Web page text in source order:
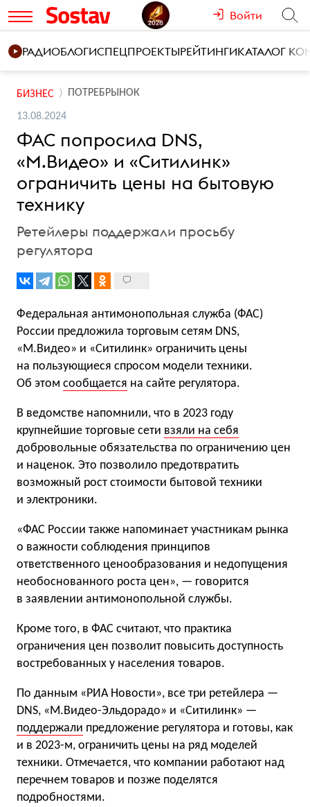
Войти
РАДИОБЛОГИСПЕЦПРОЕКТЫРЕЙТИНГИКАТАЛОГ
БИЗНЕС ПОТРЕБРЫНОК
13.08.2024
ФАС попросила DNS,
«М.Видео» и «Ситилинк»
ограничить цены на бытовую
технику
Ретейлеры поддержали просьбу
регулятора
Федеральная антимонопольная служба (ФАС)
России предложила торговым сетям DNS,
«М.Видео» и «Ситилинк» ограничить цены
на пользующиеся спросом модели техники.
Об этом сообщается на сайте регулятора.
В ведомстве напомнили, что в 2023 году
крупнейшие торговые сети взяли на себя
добровольные обязательства по ограничению цен
и наценок. Это позволило предотвратить
возможный рост стоимости бытовой техники
и электроники.
«ФАС России также напоминает участникам рынка
о важности соблюдения принципов
ответственного ценообразования и недопущения
необоснованного роста цен», — говорится
в заявлении антимонопольной службы.
Кроме того, в ФАС считают, что практика
ограничения цен позволит повысить доступность
востребованных у населения товаров.
По данным «РИА Новости», все три ретейлера —
DNS, «М.Видео-Эльдорадо» и «Ситилинк» —
поддержали предложение регулятора и готовы, как
и в 2023-м, ограничить цены на ряд моделей
техники. Отмечается, что компании работают над
перечнем товаров и позже поделятся
подробностями.